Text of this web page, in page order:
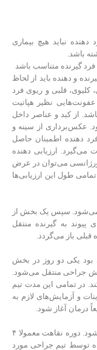
نباید هیچ بیماری
باشد.
و دهنده باید از لحاظ
کلیوی، قلبی و ریوی فرد
عفونت‌هایی نظیر هپاتیت
از کبد و عناصر داخل
عکس‌برداری از سینه و
دهنده اطمینان حاصل
می‌گیرد. ارزیابی دهنده
اورژانسی می‌توان در عرض
تمامی طول این ارزیابی‌ها
می‌شود. سپس یک بخش از
به گیرنده منتقل
خواهد بود یکی دو روز در بخش
جراحی منتقل می‌شود.
در تمامی این مدت تیم
و آزمایش‌های لازم به
درمان آغاز شود.
بعد از بهبودی اولیه بیمار از بیمارستان مرخص می‌شود. دوره نقاهت معمولا ۴
توسط تیم جراحی مورد